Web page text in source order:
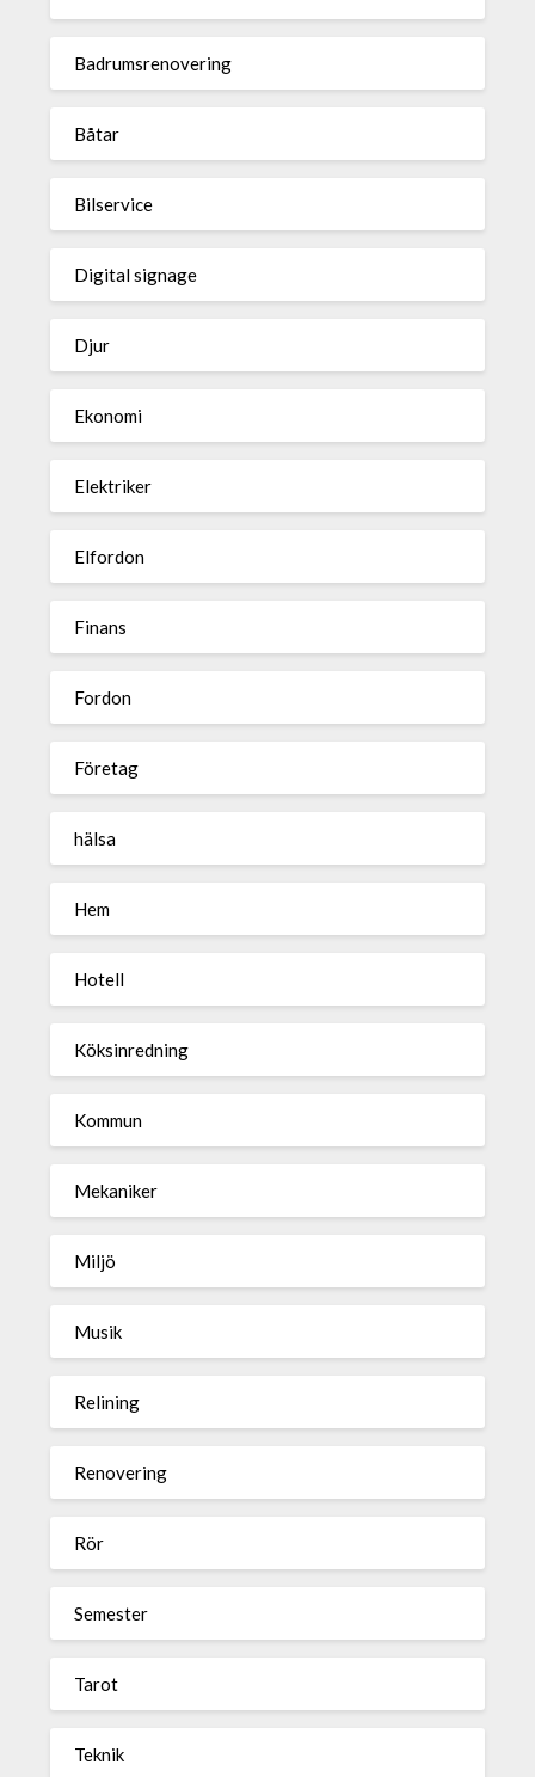
Badrumsrenovering
Båtar
Bilservice
Digital signage
Djur
Ekonomi
Elektriker
Elfordon
Finans
Fordon
Företag
hälsa
Hem
Hotell
Köksinredning
Kommun
Mekaniker
Miljö
Musik
Relining
Renovering
Rör
Semester
Tarot
Teknik